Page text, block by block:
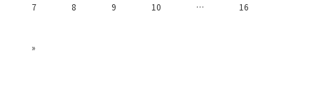
7 8 9 10 … 16
»